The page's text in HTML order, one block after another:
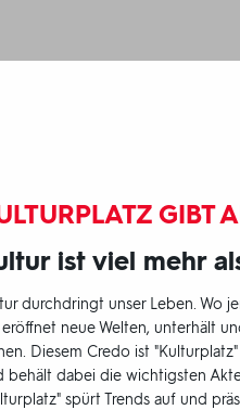
GIBT
ist viel mehr
durchdringt unser Leben. Wo
eröffnet neue Welten, unterhält
Diesem Credo ist
behält dabei die wichtigsten
spürt Trends auf und